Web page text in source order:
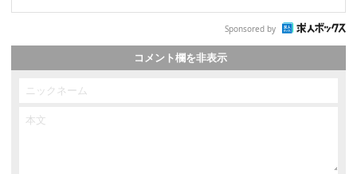
Sponsored by
コメント欄を非表示